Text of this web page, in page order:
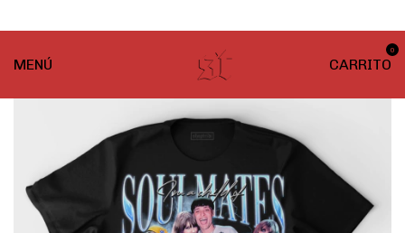
MENÚ CARRITO
0